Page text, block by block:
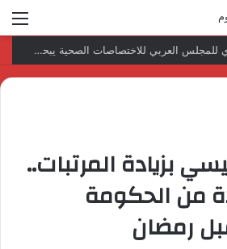
رئيس المكتب التنفيذي للمجلس العربي للاختصاصات الصحية يبحث مع الأمين العام لجامعة الدول العربية تعزيز التعاون لتطوير النظم الصحية العربية
بزيادة المرتبات..
من الحكومة
رمضان